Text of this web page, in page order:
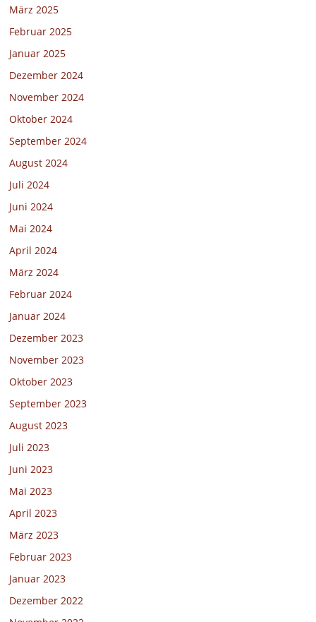
März 2025
Februar 2025
Januar 2025
Dezember 2024
November 2024
Oktober 2024
September 2024
August 2024
Juli 2024
Juni 2024
Mai 2024
April 2024
März 2024
Februar 2024
Januar 2024
Dezember 2023
November 2023
Oktober 2023
September 2023
August 2023
Juli 2023
Juni 2023
Mai 2023
April 2023
März 2023
Februar 2023
Januar 2023
Dezember 2022